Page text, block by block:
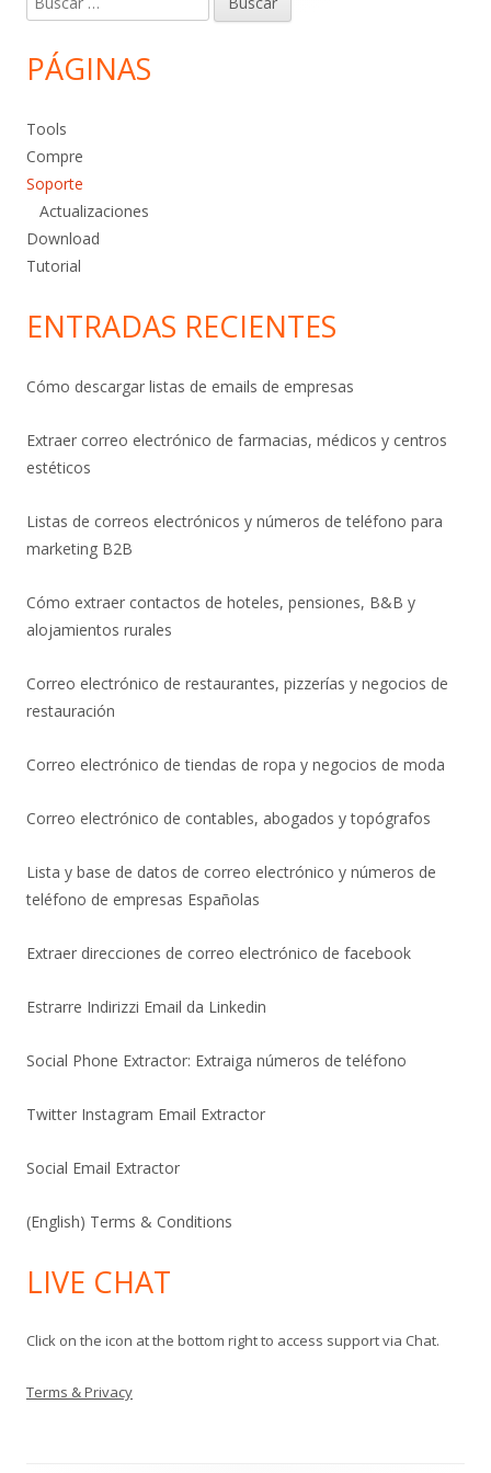
PÁGINAS
Tools
Compre
Soporte
Actualizaciones
Download
Tutorial
ENTRADAS RECIENTES
Cómo descargar listas de emails de empresas
Extraer correo electrónico de farmacias, médicos y centros
estéticos
Listas de correos electrónicos y números de teléfono para
marketing B2B
Cómo extraer contactos de hoteles, pensiones, B&B y
alojamientos rurales
Correo electrónico de restaurantes, pizzerías y negocios de
restauración
Correo electrónico de tiendas de ropa y negocios de moda
Correo electrónico de contables, abogados y topógrafos
Lista y base de datos de correo electrónico y números de
teléfono de empresas Españolas
Extraer direcciones de correo electrónico de facebook
Estrarre Indirizzi Email da Linkedin
Social Phone Extractor: Extraiga números de teléfono
Twitter Instagram Email Extractor
Social Email Extractor
(English) Terms & Conditions
LIVE CHAT
Click on the icon at the bottom right to access support via Chat.
Terms & Privacy